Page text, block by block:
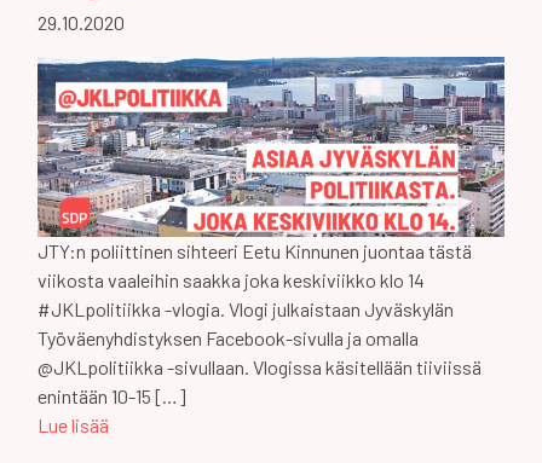
29.10.2020
JTY:n poliittinen sihteeri Eetu Kinnunen juontaa tästä
viikosta vaaleihin saakka joka keskiviikko klo 14
#JKLpolitiikka -vlogia. Vlogi julkaistaan Jyväskylän
Työväenyhdistyksen Facebook-sivulla ja omalla
@JKLpolitiikka -sivullaan. Vlogissa käsitellään tiiviissä
enintään 10-15 […]
Lue lisää